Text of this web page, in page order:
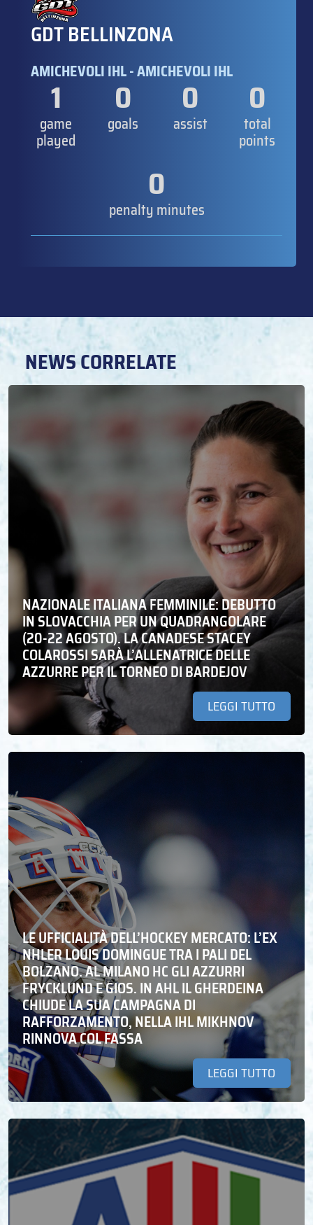
GDT BELLINZONA
AMICHEVOLI IHL - AMICHEVOLI IHL
1
game
played
0
goals
0
assist
0
total
points
0
penalty minutes
NEWS CORRELATE
NAZIONALE ITALIANA FEMMINILE: DEBUTTO
IN SLOVACCHIA PER UN QUADRANGOLARE
(20-22 AGOSTO). LA CANADESE STACEY
COLAROSSI SARÀ L’ALLENATRICE DELLE
AZZURRE PER IL TORNEO DI BARDEJOV
LEGGI TUTTO
LE UFFICIALITÀ DELL’HOCKEY MERCATO: L’EX
NHLER LOUIS DOMINGUE TRA I PALI DEL
BOLZANO. AL MILANO HC GLI AZZURRI
FRYCKLUND E GIOS. IN AHL IL GHERDEINA
CHIUDE LA SUA CAMPAGNA DI
RAFFORZAMENTO, NELLA IHL MIKHNOV
RINNOVA COL FASSA
LEGGI TUTTO